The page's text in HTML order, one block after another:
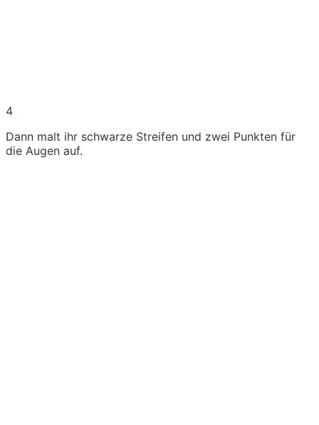
4
Dann malt ihr schwarze Streifen und zwei Punkten für
die Augen auf.